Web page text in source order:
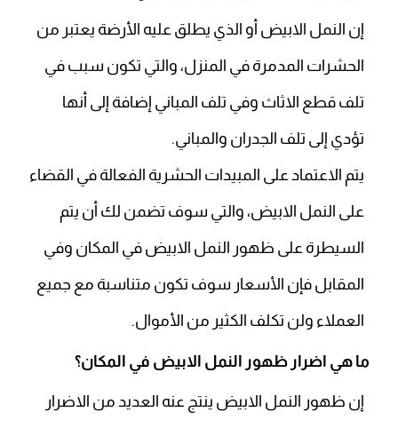
إن النمل الابيض أو الذي يطلق عليه الأرضة يعتبر من
الحشرات المدمرة في المنزل، والتي تكون سبب في
تلف قطع الاثاث وفي تلف المباني إضافة إلى أنها
تؤدي إلى تلف الجدران والمباني.
يتم الاعتماد على المبيدات الحشرية الفعالة في القضاء
على النمل الابيض، والتي سوف تضمن لك أن يتم
السيطرة على ظهور النمل الابيض في المكان وفي
المقابل فإن الأسعار سوف تكون متناسبة مع جميع
العملاء ولن تكلف الكثير من الأموال.
ما هي اضرار ظهور النمل الابيض في المكان؟
إن ظهور النمل الابيض ينتج عنه العديد من الاضرار